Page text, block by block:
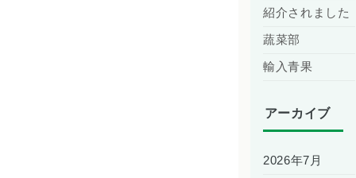
紹介されました
蔬菜部
輸入青果
アーカイブ
2026年7月